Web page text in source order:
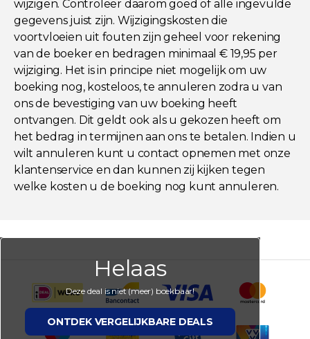
wijzigen. Controleer daarom goed of alle ingevulde
gegevens juist zijn. Wijzigingskosten die
voortvloeien uit fouten zijn geheel voor rekening
van de boeker en bedragen minimaal € 19,95 per
wijziging. Het is in principe niet mogelijk om uw
boeking nog, kosteloos, te annuleren zodra u van
ons de bevestiging van uw boeking heeft
ontvangen. Dit geldt ook als u gekozen heeft om
het bedrag in termijnen aan ons te betalen. Indien u
wilt annuleren kunt u contact opnemen met onze
klantenservice en dan kunnen zij kijken tegen
welke kosten u de boeking nog kunt annuleren.
Helaas
Deze deal is niet (meer) boekbaar!
ONTDEK VERGELIJKBARE DEALS